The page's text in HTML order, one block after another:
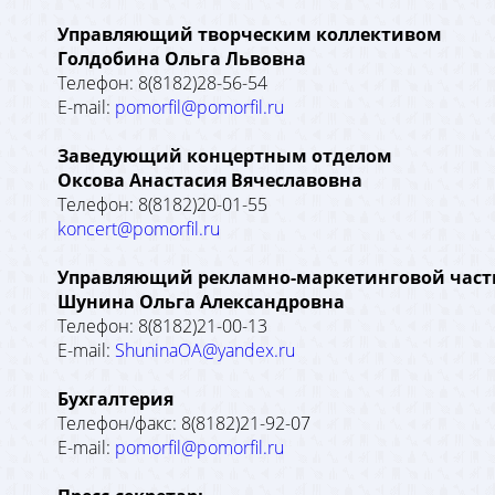
Управляющий творческим коллективом
Голдобина Ольга Львовна
Телефон: 8(8182)28-56-54
E-mail: pomorfil@pomorfil.ru
Заведующий концертным отделом
Оксова Анастасия Вячеславовна
Телефон: 8(8182)20-01-55
koncert@pomorfil.ru
Управляющий рекламно-маркетинговой
Шунина Ольга Александровна
Телефон: 8(8182)21-00-13
E-mail: ShuninaOA@yandex.ru
Бухгалтерия
Телефон/факс: 8(8182)21-92-07
E-mail: pomorfil@pomorfil.ru